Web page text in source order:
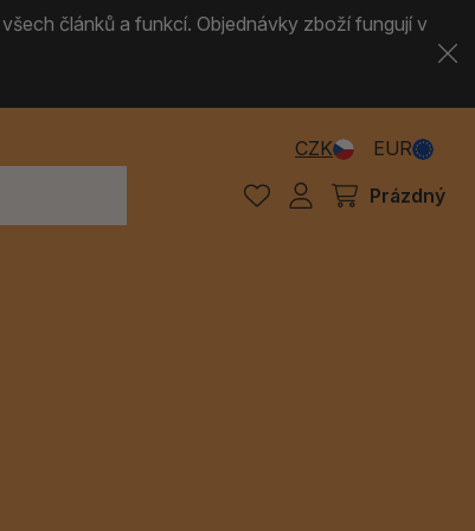
článků a funkcí. Objednávky zboží fungují v
CZK
EUR
Prázdný